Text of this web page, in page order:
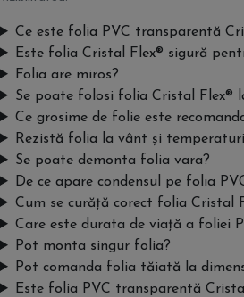
Ce este folia PVC transparentă
Este folia Cristal Flex® sigură
Folia are miros?
Se poate folosi folia Cristal Flex®
Ce grosime de folie este
Rezistă folia la vânt și
Se poate demonta folia vara?
De ce apare condensul pe folia
Cum se curăță corect folia Cristal
Care este durata de viață a foliei
Pot monta singur folia?
Pot comanda folia tăiată la
Este folia PVC transparentă